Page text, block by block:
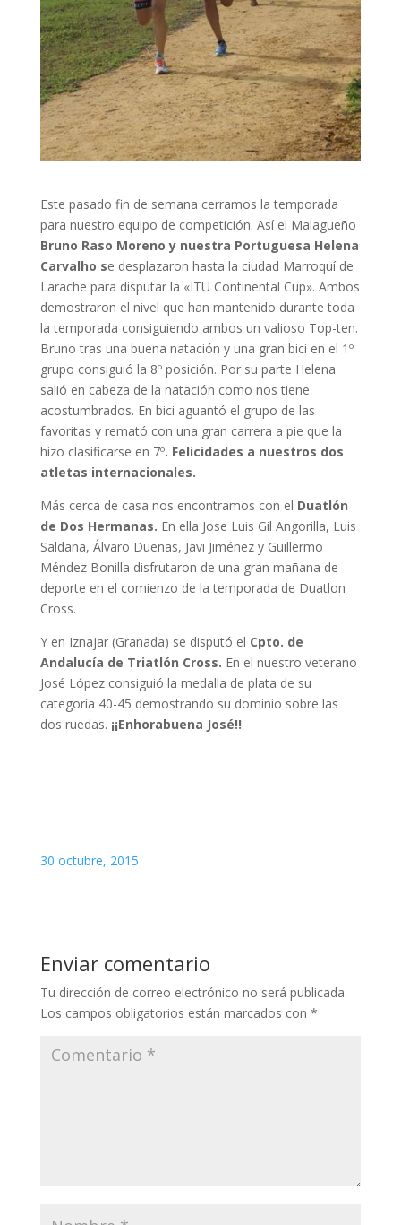
Este pasado fin de semana cerramos la temporada
para nuestro equipo de competición. Así el Malagueño
Bruno Raso Moreno y nuestra Portuguesa Helena
Carvalho se desplazaron hasta la ciudad Marroquí de
Larache para disputar la «ITU Continental Cup». Ambos
demostraron el nivel que han mantenido durante toda
la temporada consiguiendo ambos un valioso Top-ten.
Bruno tras una buena natación y una gran bici en el 1º
grupo consiguió la 8º posición. Por su parte Helena
salió en cabeza de la natación como nos tiene
acostumbrados. En bici aguantó el grupo de las
favoritas y remató con una gran carrera a pie que la
hizo clasificarse en 7º. Felicidades a nuestros dos
atletas internacionales.
Más cerca de casa nos encontramos con el Duatlón
de Dos Hermanas. En ella Jose Luis Gil Angorilla, Luis
Saldaña, Álvaro Dueñas, Javi Jiménez y Guillermo
Méndez Bonilla disfrutaron de una gran mañana de
deporte en el comienzo de la temporada de Duatlon
Cross.
Y en Iznajar (Granada) se disputó el Cpto. de
Andalucía de Triatlón Cross. En el nuestro veterano
José López consiguió la medalla de plata de su
categoría 40-45 demostrando su dominio sobre las
dos ruedas. ¡¡Enhorabuena José!!
30 octubre, 2015
Enviar comentario
Tu dirección de correo electrónico no será publicada.
Los campos obligatorios están marcados con *